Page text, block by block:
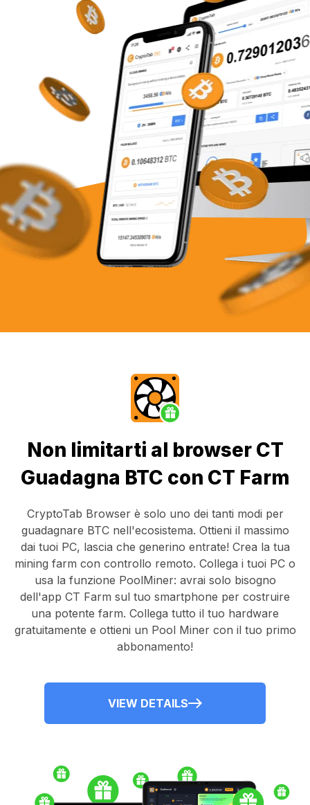
Non limitarti al browser CT
Guadagna BTC con CT Farm
CryptoTab Browserè solo uno dei tanti modi per
guadagnare BTC nell'ecosistema. Ottieni il massimo
dai tuoi PC, lascia che generino entrate! Crea la tua
mining farm con controllo remoto. Collega i tuoi PC o
usa la funzione PoolMiner: avrai solo bisogno
dell'app CT Farm sul tuo smartphone per costruire
una potente farm. Collega tutto il tuo hardware
gratuitamente e ottieni un Pool Minercon il tuo primo
abbonamento!
VIEW DETAILS